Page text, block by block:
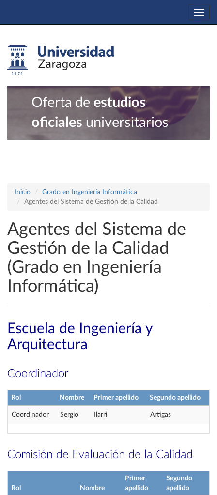
Oferta de estudios
oficiales universitarios
Inicio
Grado en Ingeniería Informática
Agentes del Sistema de Gestión de la Calidad
Agentes del Sistema de
Gestión de la Calidad
(Grado en Ingeniería
Informática)
Escuela de Ingeniería y
Arquitectura
Coordinador
Rol Nombre Primer apellido Segundo apellido
Coordinador Sergio Ilarri Artigas
Comisión de Evaluación de la Calidad
Rol Nombre
Primer
apellido
Segundo
apellido